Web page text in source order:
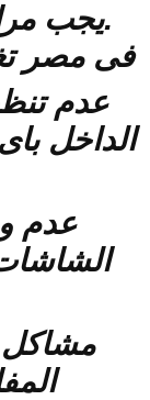
.يجب
فى مصر
عدم
الداخل
عدم
مشاكل